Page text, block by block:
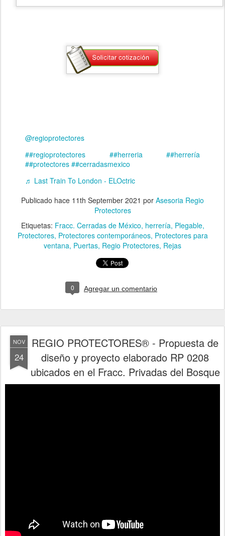
@regioprotectores
##regioprotectores
##herreria
##herrería
##protectores ##cerradasmexico
♬ Last Train To London - ELOctric
Publicado hace 11th September 2021 por Asesoria Regio
Protectores
Etiquetas: Fracc. Cerradas de México herrería Plegable
Protectores Protectores contemporáneos Protectores para
ventana Puertas Regio Protectores Rejas
0 Agregar un comentario
NOV
24
REGIO PROTECTORES® - Propuesta de
diseño y proyecto elaborado RP 0208
ubicados en el Fracc. Privadas del Bosque